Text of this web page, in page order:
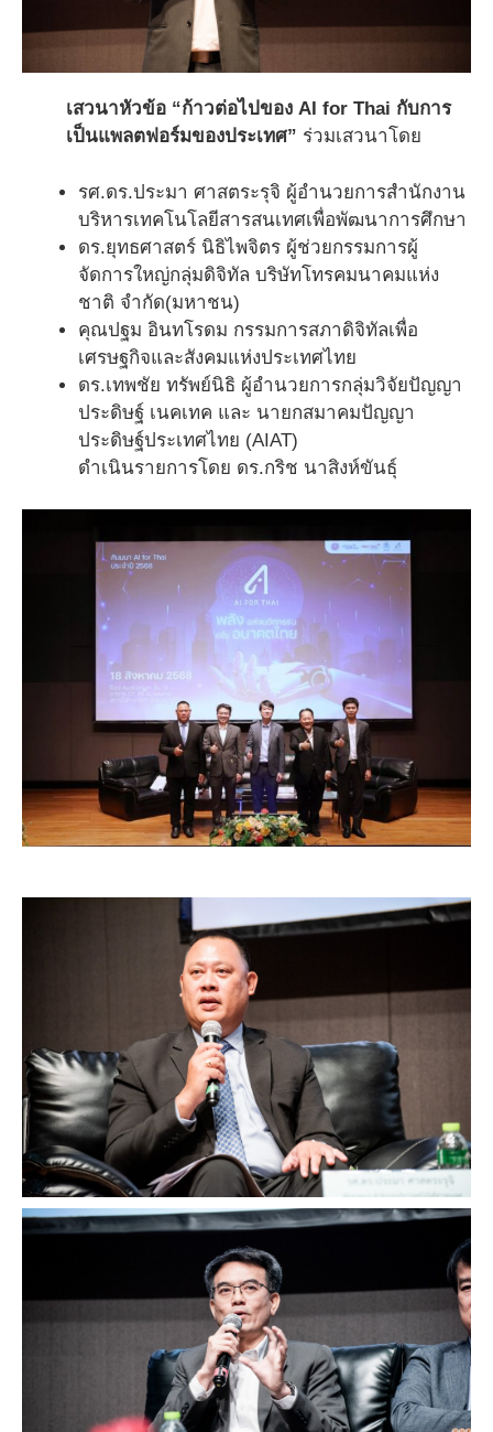
เสวนาหัวข้อ “ก้าวต่อไปของ AI for Thai กับการ
เป็นแพลตฟอร์มของประเทศ” ร่วมเสวนาโดย
รศ.ดร.ประมา ศาสตระรุจิ ผู้อำนวยการสำนักงาน
บริหารเทคโนโลยีสารสนเทศเพื่อพัฒนาการศึกษา
ดร.ยุทธศาสตร์ นิธิไพจิตร ผู้ช่วยกรรมการผู้
จัดการใหญ่กลุ่มดิจิทัล บริษัทโทรคมนาคมแห่ง
ชาติ จำกัด(มหาชน)
คุณปฐม อินทโรดม กรรมการสภาดิจิทัลเพื่อ
เศรษฐกิจและสังคมแห่งประเทศไทย
ดร.เทพชัย ทรัพย์นิธิ ผู้อำนวยการกลุ่มวิจัยปัญญา
ประดิษฐ์ เนคเทค และ นายกสมาคมปัญญา
ประดิษฐ์ประเทศไทย (AIAT)
ดำเนินรายการโดย ดร.กริช นาสิงห์ขันธุ์